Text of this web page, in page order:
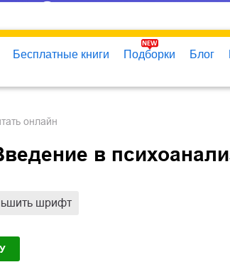
Бесплатные книги Подборки Блог
онлайн
в
шрифт